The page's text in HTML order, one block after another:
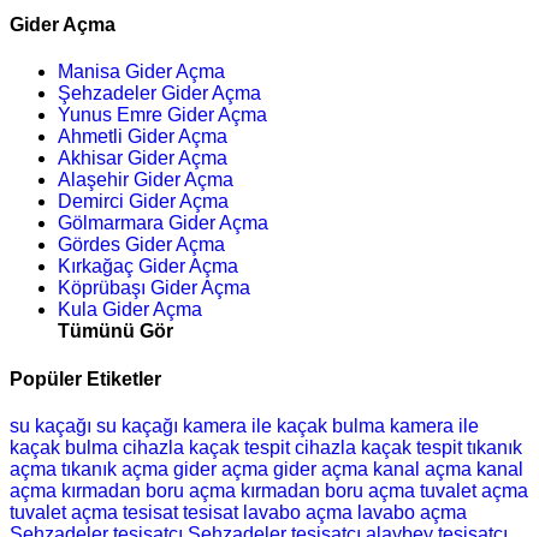
Gider Açma
Manisa Gider Açma
Şehzadeler Gider Açma
Yunus Emre Gider Açma
Ahmetli Gider Açma
Akhisar Gider Açma
Alaşehir Gider Açma
Demirci Gider Açma
Gölmarmara Gider Açma
Gördes Gider Açma
Kırkağaç Gider Açma
Köprübaşı Gider Açma
Kula Gider Açma
Tümünü Gör
Popüler Etiketler
su kaçağı su kaçağı kamera ile kaçak bulma kamera ile
kaçak bulma cihazla kaçak tespit cihazla kaçak tespit tıkanık
açma tıkanık açma gider açma gider açma kanal açma kanal
açma kırmadan boru açma kırmadan boru açma tuvalet açma
tuvalet açma tesisat tesisat lavabo açma lavabo açma